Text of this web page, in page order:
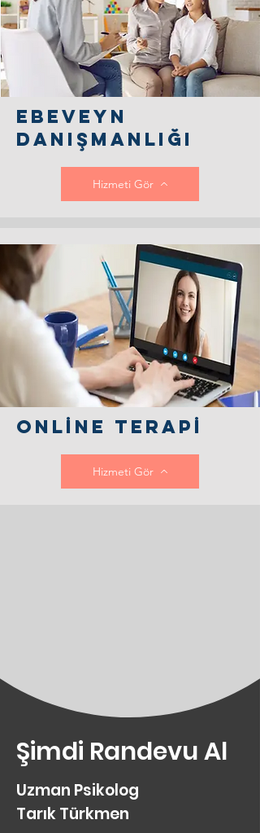
EBeveyn
danışmanlığı
Hizmeti Gör
onlİne Terapİ
Hizmeti Gör
Şimdi Randevu Al
Uzman Psikolog
Tarık Türkmen